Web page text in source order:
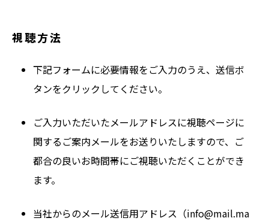
視聴方法
下記フォームに必要情報をご入力のうえ、送信ボ
タンをクリックしてください。
ご入力いただいたメールアドレスに視聴ページに
関するご案内メールをお送りいたしますので、ご
都合の良いお時間帯にご視聴いただくことができ
ます。
当社からのメール送信用アドレス（info@mail.ma